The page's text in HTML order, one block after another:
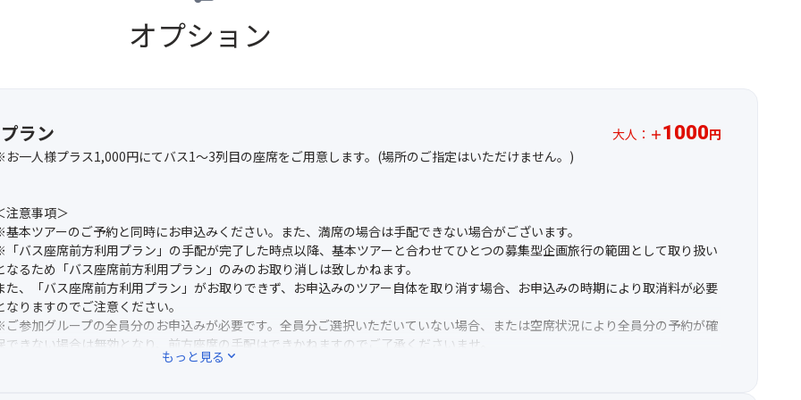
オプション
ラン 大人： ＋1000円
一人様プラス1,000円にてバス1～3列目の座席をご用意します。(場所のご指定はいただけません。)
注意事項＞
本ツアーのご予約と同時にお申込みください。また、満席の場合は手配できない場合がございます。
バス座席前方利用プラン」の手配が完了した時点以降、基本ツアーと合わせてひとつの募集型企画旅行の範囲として取り扱い
なるため「バス座席前方利用プラン」のみのお取り消しは致しかねます。
た、「バス座席前方利用プラン」がお取りできず、お申込みのツアー自体を取り消す場合、お申込みの時期により取消料が必要
なりますのでご注意ください。
参加グループの全員分のお申込みが必要です。全員分ご選択いただいていない場合、または空席状況により全員分の予約が確
できない場合は無効となり、前方座席の手配はできかねますのでご了承くださいませ。
～3列の中での希望は承れません。
もっと見る expand_more